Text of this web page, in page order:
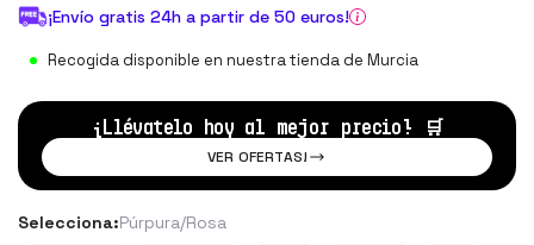
¡Envío gratis 24h a partir de 50 euros!
Recogida disponible en nuestra tienda de Murcia
¡Llévatelo hoy al mejor precio! 🛒
VER OFERTAS!
Selecciona:Púrpura/Rosa